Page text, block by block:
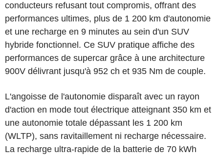
conducteurs refusant tout compromis, offrant des
performances ultimes, plus de 1 200 km d'autonomie
et une recharge en 9 minutes au sein d'un SUV
hybride fonctionnel. Ce SUV pratique affiche des
performances de supercar grâce à une architecture
900V délivrant jusqu'à 952 ch et 935 Nm de couple.
L'angoisse de l'autonomie disparaît avec un rayon
d'action en mode tout électrique atteignant 350 km et
une autonomie totale dépassant les 1 200 km
(WLTP), sans ravitaillement ni recharge nécessaire.
La recharge ultra-rapide de la batterie de 70 kWh